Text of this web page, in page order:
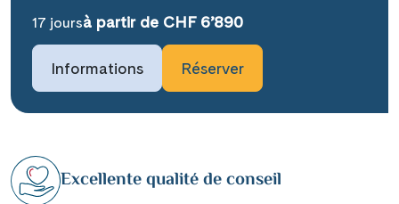
17 joursà partir de CHF 6’890
Informations Réserver
Excellente qualité de conseil